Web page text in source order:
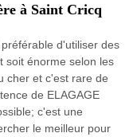
à Saint Cricq
d'utiliser des
soit énorme selon les
cher et c'est rare de
de ELAGAGE
c'est une
le meilleur pour